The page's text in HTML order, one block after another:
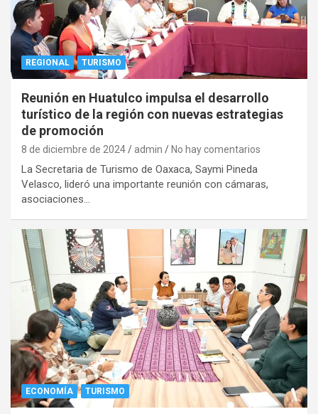
REGIONAL TURISMO
Reunión en Huatulco impulsa el desarrollo
turístico de la región con nuevas estrategias
de promoción
8 de diciembre de 2024 admin No hay comentarios
La Secretaria de Turismo de Oaxaca, Saymi Pineda
Velasco, lideró una importante reunión con cámaras,
asociaciones…
ECONOMÍA TURISMO